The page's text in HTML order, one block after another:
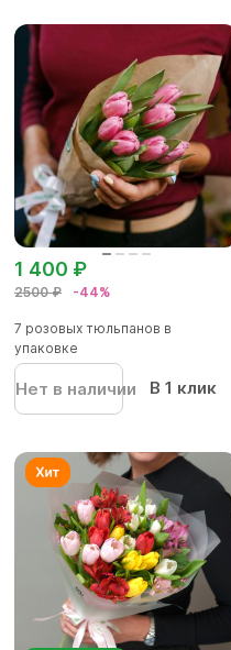
2500 ₽ -44%
1 400 ₽
7 розовых тюльпанов в
упаковке
Нет в наличии В 1 клик